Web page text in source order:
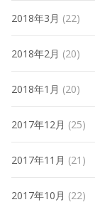
2018年3月 (22)
2018年2月 (20)
2018年1月 (20)
2017年12月 (25)
2017年11月 (21)
2017年10月 (22)